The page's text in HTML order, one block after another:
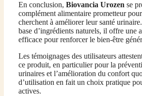
En conclusion, Biovancia Urozen se
complément alimentaire prometteur
cherchent à améliorer leur santé
base d’ingrédients naturels, il offre une
efficace pour renforcer le bien-être
Les témoignages des utilisateurs
ce produit, en particulier pour la
urinaires et l’amélioration du confort
d’utilisation en fait un choix pratique
actives.